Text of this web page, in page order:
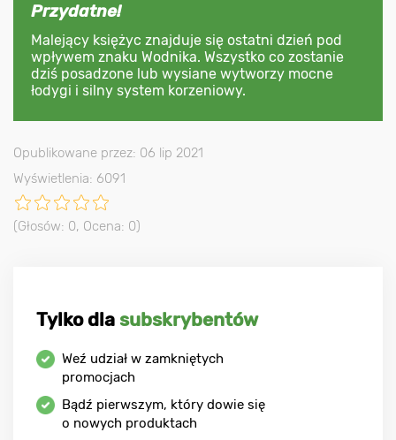
Przydatne!
Malejący księżyc znajduje się ostatni dzień pod
wpływem znaku Wodnika. Wszystko co zostanie
dziś posadzone lub wysiane wytworzy mocne
łodygi i silny system korzeniowy.
Opublikowane przez: 06 lip 2021
Wyświetlenia: 6091
(Głosów: 0, Ocena: 0)
Tylko dla subskrybentów
Weź udział w zamkniętych
promocjach
Bądź pierwszym, który dowie się
o nowych produktach